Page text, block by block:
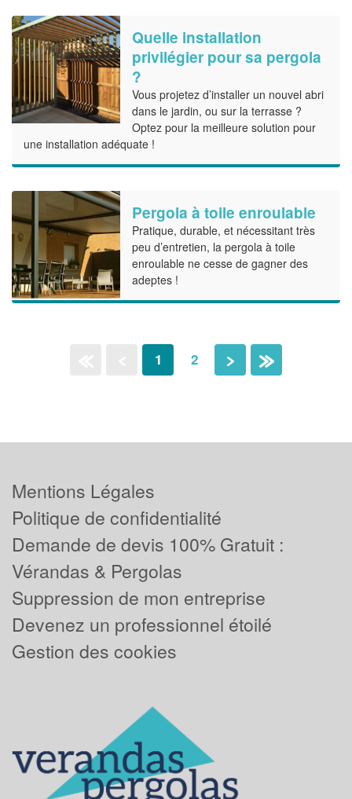
Quelle installation
privilégier pour sa pergola
?
Vous projetez d’installer un nouvel abri
dans le jardin, ou sur la terrasse ?
Optez pour la meilleure solution pour
une installation adéquate !
Pergola à toile enroulable
Pratique, durable, et nécessitant très
peu d’entretien, la pergola à toile
enroulable ne cesse de gagner des
adeptes !
1 2 › »
Mentions Légales
Politique de confidentialité
Demande de devis 100% Gratuit :
Vérandas & Pergolas
Suppression de mon entreprise
Devenez un professionnel étoilé
Gestion des cookies